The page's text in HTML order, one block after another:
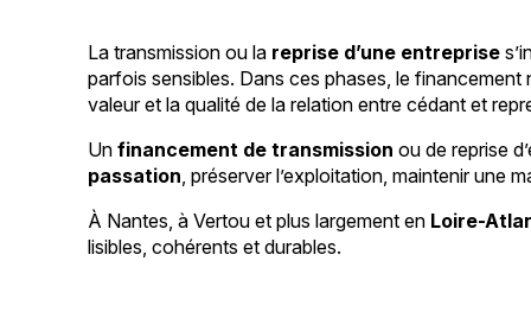
La transmission ou la reprise d’une entreprise
parfois sensibles. Dans ces phases, le
valeur et la qualité de la relation entre cédant et
Unfinancement de transmission ou de reprise
passation, préserver l’exploitation, maintenir une
À Nantes, à Vertou et plus largement en Loire-
lisibles, cohérents et durables.